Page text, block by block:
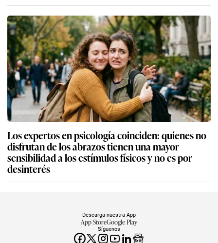
Los expertos en psicología coinciden: quienes no
disfrutan de los abrazos tienen una mayor
sensibilidad a los estímulos físicos y no es por
desinterés
Síguenos
Descarga nuestra App
App StoreGoogle Play